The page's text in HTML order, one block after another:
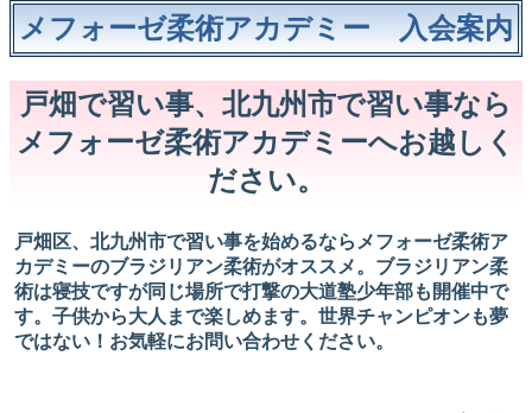
メフォーゼ柔術アカデミー 入会案内
戸畑で習い事、北九州市で習い事なら
メフォーゼ柔術アカデミーへお越しく
ださい。
戸畑区、北九州市で習い事を始めるならメフォーゼ柔術ア
カデミーのブラジリアン柔術がオススメ。ブラジリアン柔
術は寝技ですが同じ場所で打撃の大道塾少年部も開催中で
す。子供から大人まで楽しめます。世界チャンピオンも夢
ではない！お気軽にお問い合わせください。